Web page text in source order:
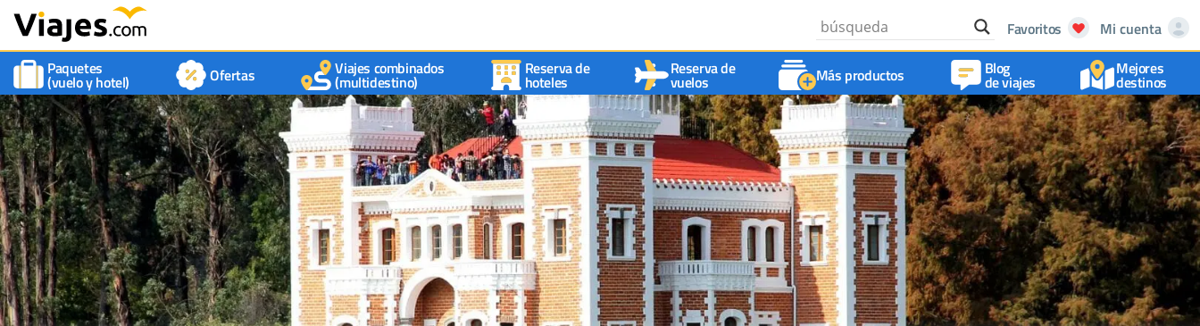
Favoritos
Mi cuenta
Paquetes
(vuelo y hotel) Ofertas Viajes combinados
(multidestino)
Reserva de
hoteles
Reserva de
vuelos Más productos Blog
de viajes
Mejores
destinos